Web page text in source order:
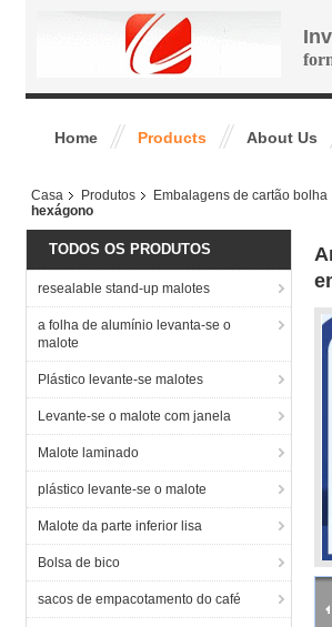
Home Products About Us
Casa Produtos Embalagens de cartão bolha
hexágono
TODOS OS PRODUTOS
resealable stand-up malotes
a folha de alumínio levanta-se o
malote
Plástico levante-se malotes
Levante-se o malote com janela
Malote laminado
plástico levante-se o malote
Malote da parte inferior lisa
Bolsa de bico
sacos de empacotamento do café